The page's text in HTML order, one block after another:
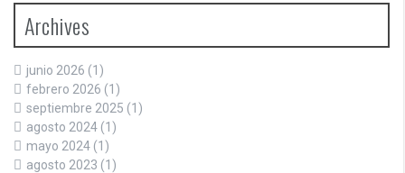
Archives
junio 2026 (1)
febrero 2026 (1)
septiembre 2025 (1)
agosto 2024 (1)
mayo 2024 (1)
agosto 2023 (1)